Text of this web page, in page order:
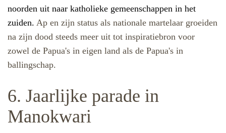
noorden uit naar katholieke gemeenschappen in het
zuiden. Ap en zijn status als nationale martelaar groeiden
na zijn dood steeds meer uit tot inspiratiebron voor
zowel de Papua's in eigen land als de Papua's in
ballingschap.
6. Jaarlijke parade in
Manokwari